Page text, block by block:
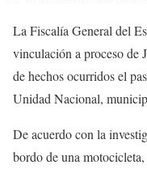
La Fiscalía General del
vinculación a proceso de
de hechos ocurridos el
Unidad Nacional,
De acuerdo con la
bordo de una